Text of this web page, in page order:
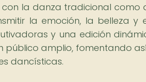
la danza tradicional como
la emoción, la belleza
y una edición
público amplio, fomentando
dancísticas.